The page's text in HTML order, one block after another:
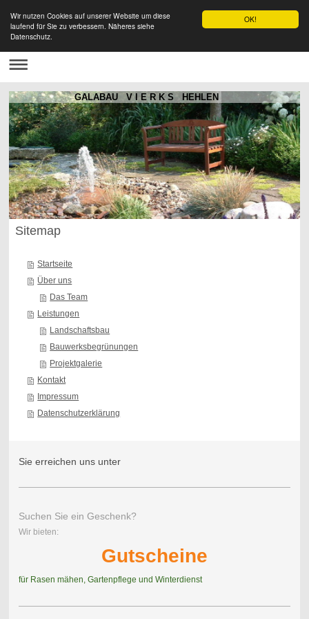
OK!
Wir nutzen Cookies auf unserer Website um diese
laufend für Sie zu verbessern. Näheres siehe
Datenschutz.
GALABAU V I E R K S HEHLEN
Sitemap
Startseite
Über uns
Das Team
Leistungen
Landschaftsbau
Bauwerksbegrünungen
Projektgalerie
Kontakt
Impressum
Datenschutzerklärung
Sie erreichen uns unter
Suchen Sie ein Geschenk?
Wir bieten:
Gutscheine
für Rasen mähen, Gartenpflege und Winterdienst